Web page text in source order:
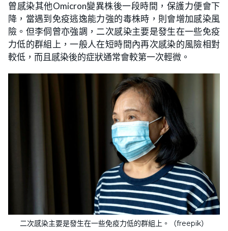
曾感染其他Omicron變異株後一段時間，保護力便會下
降，當遇到免疫逃逸能力強的毒株時，則會增加感染風
險。但李侗曾亦強調，二次感染主要是發生在一些免疫
力低的群組上，一般人在短時間內再次感染的風險相對
較低，而且感染後的症狀通常會較第一次輕微。
二次感染主要是發生在一些免疫力低的群組上。（freepik）